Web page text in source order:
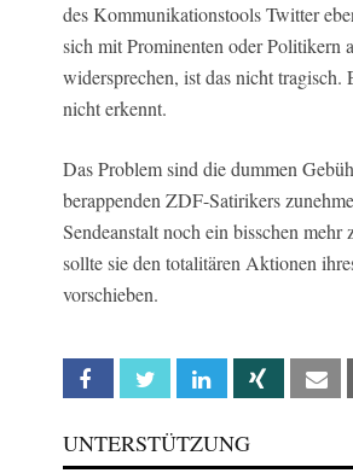
des Kommunikationstools Twitter
sich mit Prominenten oder Politikern
widersprechen, ist das nicht tragisch.
nicht erkennt.
Das Problem sind die dummen
berappenden ZDF-Satirikers
Sendeanstalt noch ein bisschen
sollte sie den totalitären Aktionen
vorschieben.
Facebook Twitter Linkedin Xing
UNTERSTÜTZUNG